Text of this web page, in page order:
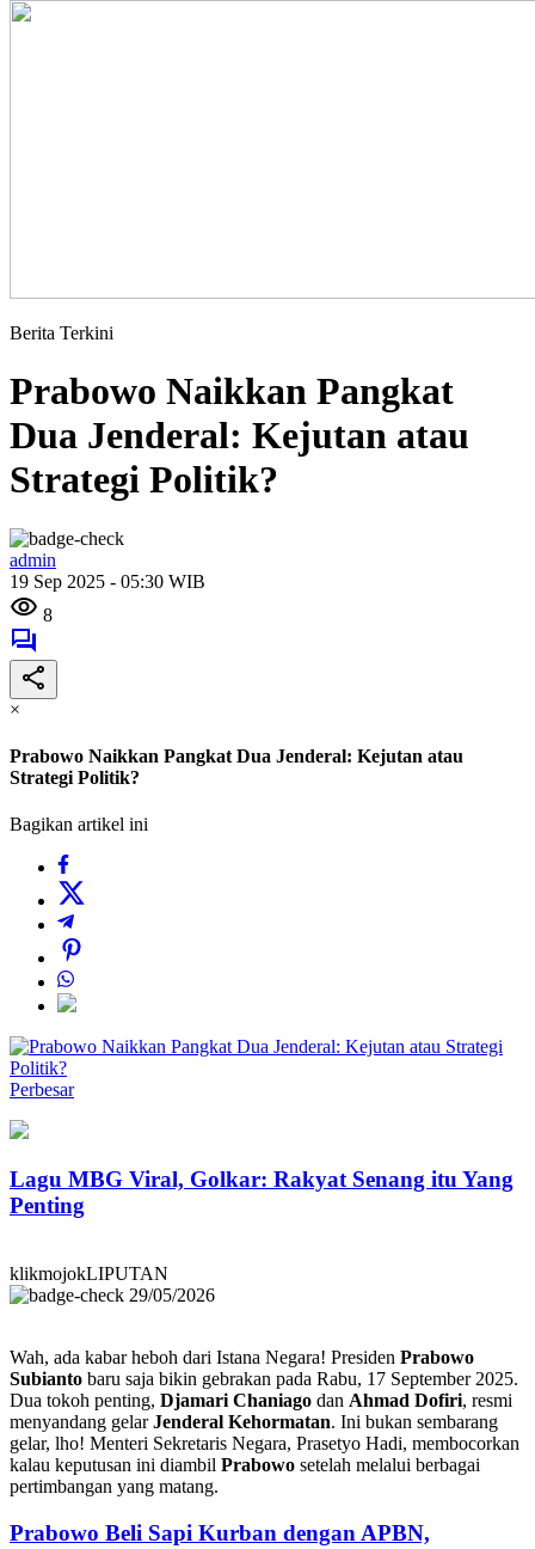
Berita Terkini
Prabowo Naikkan Pangkat
Dua Jenderal: Kejutan atau
Strategi Politik?
admin
19 Sep 2025 - 05:30 WIB
8
×
Prabowo Naikkan Pangkat Dua Jenderal: Kejutan atau
Strategi Politik?
Bagikan artikel ini
Perbesar
Lagu MBG Viral, Golkar: Rakyat Senang itu Yang
Penting
klikmojokLIPUTAN
29/05/2026
Wah, ada kabar heboh dari Istana Negara! Presiden Prabowo
Subianto baru saja bikin gebrakan pada Rabu, 17 September 2025.
Dua tokoh penting, Djamari Chaniago dan Ahmad Dofiri, resmi
menyandang gelarJenderal Kehormatan. Ini bukan sembarang
gelar, lho! Menteri Sekretaris Negara, Prasetyo Hadi, membocorkan
kalau keputusan ini diambil Prabowo setelah melalui berbagai
pertimbangan yang matang.
Prabowo Beli Sapi Kurban dengan APBN,